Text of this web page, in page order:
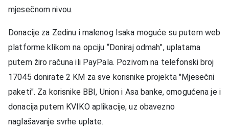
mjesečnom nivou.
Donacije za Zedinu i malenog Isaka moguće su putem web
platforme klikom na opciju “Doniraj odmah”, uplatama
putem žiro računa ili PayPala. Pozivom na telefonski broj
17045 donirate 2 KM za sve korisnike projekta "Mjesečni
paketi". Za korisnike BBI, Union i Asa banke, omogućena je i
donacija putem KVIKO aplikacije, uz obavezno
naglašavanje svrhe uplate.